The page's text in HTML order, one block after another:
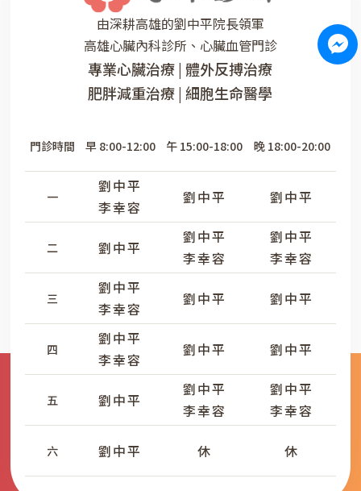
由深耕高雄的劉中平院長領軍
高雄心臟內科診所、心臟血管門診
專業心臟治療 | 體外反搏治療
肥胖減重治療 | 細胞生命醫學
門診時間
一
二
三
四
五
六
早 8:00-12:00
劉中平
李幸容
劉中平
劉中平
李幸容
劉中平
李幸容
劉中平
劉中平
午 15:00-18:00
劉中平
劉中平
李幸容
劉中平
劉中平
劉中平
李幸容
休
晚 18:00-20:00
劉中平
劉中平
李幸容
劉中平
劉中平
劉中平
李幸容
休